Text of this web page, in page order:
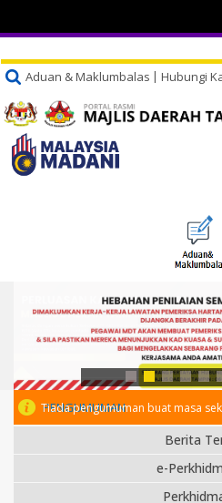
Aduan & Maklumbalas Hubungi
PENGUMUMAN
Tiada pengumuman buat masa
Berita
e-